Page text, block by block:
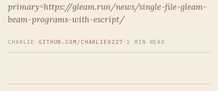
primary=https://gleam.run/news/single-file-gleam-
beam-programs-with-escript/
CHARLIE · GITHUB.COM/CHARLIE0227 · 1 MIN READ